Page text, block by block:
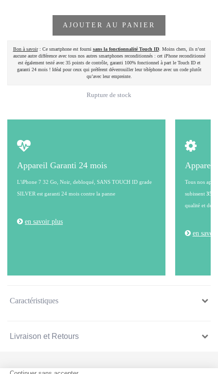
AJOUTER AU PANIER
Bon à savoir: Ce smartphone est fourni sans la fonctionnalité Touch ID. Moins chers, ils n’ont
aucune autre différence avec tous nos autres smartphones reconditionnés : cet iPhone reconditionné
est également testé avec 35 points de contrôle, garanti 100% fonctionnel à part le Touch ID et
garanti 24 mois ! Idéal pour ceux qui préfèrent déverrouiller leur téléphone avec un code plutôt
qu’avec leur empreinte.
Rupture de stock
Appareil Garanti 24 mois
L'iPhone 7 32 Go, Noir, debloqué, SANS TOUCH ID grade
SILVER est garanti 24 mois contre la panne
en savoir plus
Appareil
Tous nos
subissent 35
qualité et de
en
Caractéristiques
Livraison et Retours